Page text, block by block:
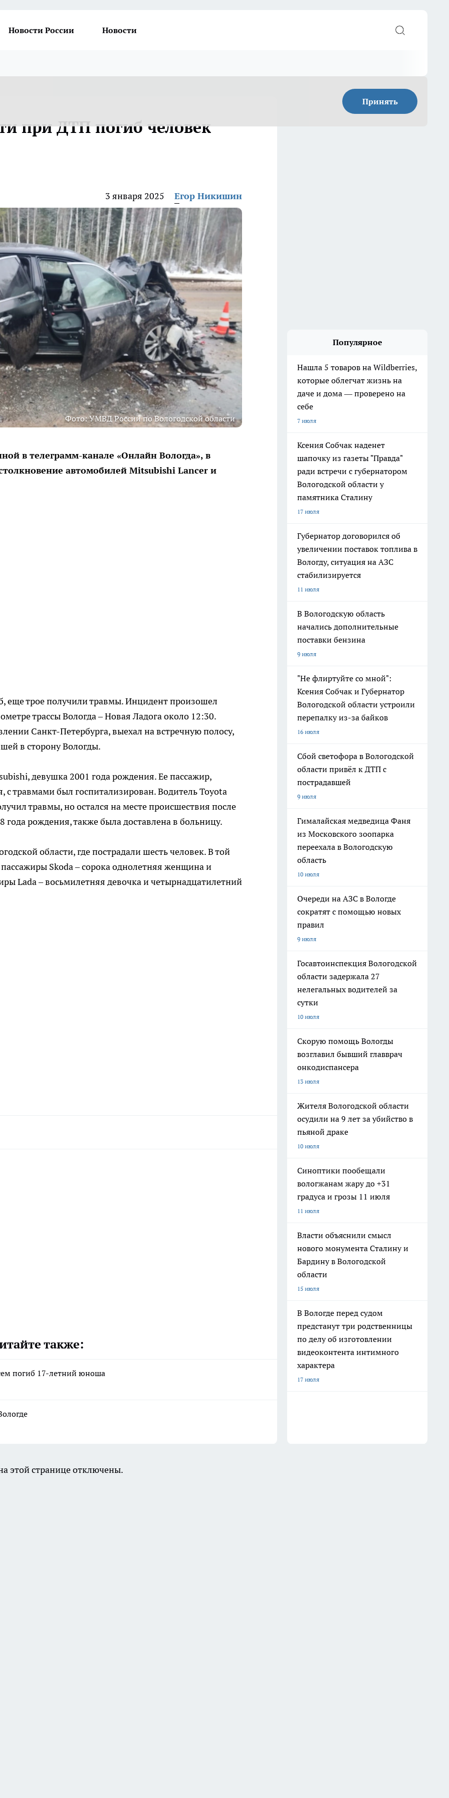
Новости России Новости
Принять
при ДТП погиб человек
3 января 2025 Егор Никишин
Фото: УМВД России по Вологодской области
в телеграмм-канале «Онлайн Вологда», в
автомобилей Mitsubishi Lancer и
еще трое получили травмы. Инцидент произошел
трассы Вологда – Новая Ладога около 12:30.
Санкт-Петербурга, выехал на встречную полосу,
в сторону Вологды.
девушка 2001 года рождения. Ее пассажир,
с травмами был госпитализирован. Водитель Toyota
травмы, но остался на месте происшествия после
года рождения, также была доставлена в больницу.
области, где пострадали шесть человек. В той
Skoda – сорока однолетняя женщина и
Lada – восьмилетняя девочка и четырнадцатилетний
также:
погиб 17-летний юноша
Популярное
Нашла 5 товаров на Wildberries,
которые облегчат жизнь на
даче и дома — проверено на
себе
7 июля
Ксения Собчак наденет
шапочку из газеты "Правда"
ради встречи с губернатором
Вологодской области у
памятника Сталину
17 июля
Губернатор договорился об
увеличении поставок топлива в
Вологду, ситуация на АЗС
стабилизируется
11 июля
В Вологодскую область
начались дополнительные
поставки бензина
9 июля
"Не флиртуйте со мной":
Ксения Собчак и Губернатор
Вологодской области устроили
перепалку из-за байков
16 июля
Сбой светофора в Вологодской
области привёл к ДТП с
пострадавшей
9 июля
Гималайская медведица Фаня
из Московского зоопарка
переехала в Вологодскую
область
10 июля
Очереди на АЗС в Вологде
сократят с помощью новых
правил
9 июля
Госавтоинспекция Вологодской
области задержала 27
нелегальных водителей за
сутки
10 июля
Скорую помощь Вологды
возглавил бывший главврач
онкодиспансера
13 июля
Жителя Вологодской области
осудили на 9 лет за убийство в
пьяной драке
10 июля
Синоптики пообещали
вологжанам жару до +31
градуса и грозы 11 июля
11 июля
Власти объяснили смысл
нового монумента Сталину и
Бардину в Вологодской
области
15 июля
В Вологде перед судом
предстанут три родственницы
по делу об изготовлении
видеоконтента интимного
характера
17 июля
этой странице отключены.